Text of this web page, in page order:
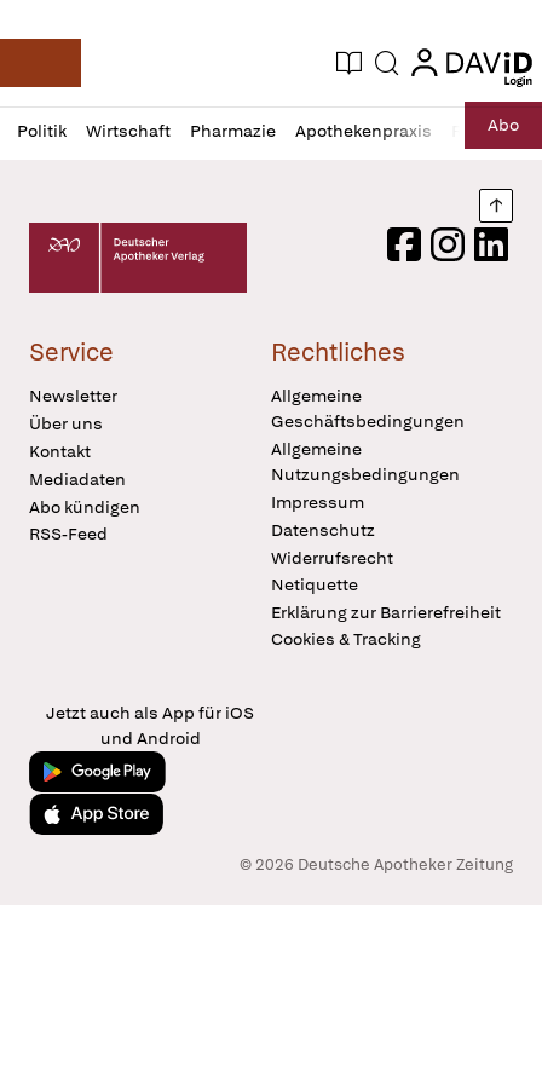
Deutsche Apotheker Zeitung
Aktuelle Ausgabe
Suche login
login
Politik Wirtschaft Pharmazie Apothekenpraxis RechtAbo
Profil
öffnen
Daz
Pur
Deutscher Apotheker Verlag Logo
FacebookInstagram
Service
Newsletter
Über uns
Kontakt
Mediadaten
Abo kündigen
RSS-Feed
Rechtliches
Allgemeine
Geschäftsbedingungen
Allgemeine
Nutzungsbedingungen
Impressum
Datenschutz
Widerrufsrecht
Netiquette
Erklärung zur Barrierefreiheit
Cookies & Tracking
Jetzt auch als App für iOS
und Android
Jetzt bei Google Play
Laden im App Store
© 2026 Deutsche Apotheker Zeitung